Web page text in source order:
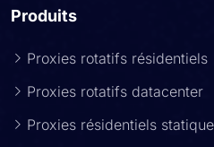
Produits
Proxies rotatifs résidentiels
Proxies rotatifs datacenter
Proxies résidentiels